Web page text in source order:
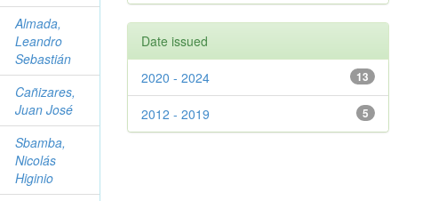
Almada,
Leandro
Sebastián
Cañizares,
Juan José
Sbamba,
Nicolás
Higinio
Date issued
13
2020 - 2024
5
2012 - 2019